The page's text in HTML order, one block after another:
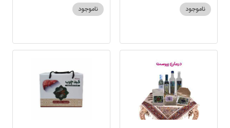
ناموجود
ناموجود